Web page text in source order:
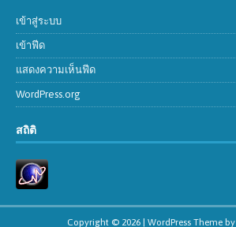
เข้าสู่ระบบ
เข้าฟีด
แสดงความเห็นฟีด
WordPress.org
สถิติ
Copyright © 2026 | WordPress Theme by